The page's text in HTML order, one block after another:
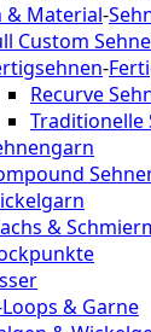
& Material-
Custom
-
Recurve
Traditionelle
&
& Garne